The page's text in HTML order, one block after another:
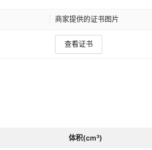
商家提供的证书图片
查看证书
体积(cm³)